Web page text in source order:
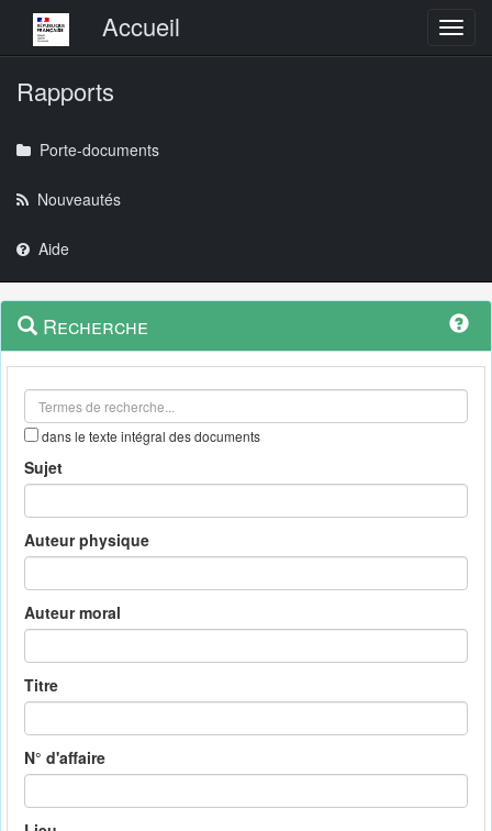
Menu principalAccueil
Rapports
Porte-documents
Nouveautés
Aide
Navigation
outils
Menu
contextuel
Recherche
dans le texte intégral des documents
Sujet
Auteur physique
Auteur moral
Titre
N° d'affaire